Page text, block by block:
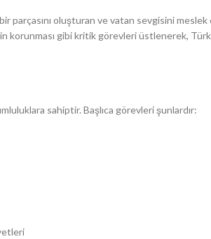
parçasını oluşturan ve vatan sevgisini meslek
korunması gibi kritik görevleri üstlenerek,
sahiptir. Başlıca görevleri şunlardır: